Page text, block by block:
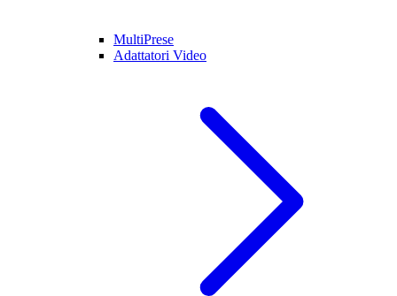
MultiPrese
Adattatori Video